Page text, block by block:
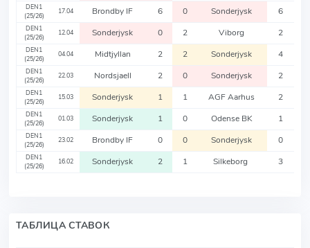
DEN1
(25/26)
17.04 Brondby IF 6 0 Sonderjysk 6
DEN1
(25/26)
12.04 Sonderjysk 0 2 Viborg 2
DEN1
(25/26)
04.04 Midtjyllan 2 2 Sonderjysk 4
DEN1
(25/26)
22.03 Nordsjaell 2 0 Sonderjysk 2
DEN1
(25/26)
15.03 Sonderjysk 1 1 AGF Aarhus 2
DEN1
(25/26)
01.03 Sonderjysk 1 0 Odense BK 1
DEN1
(25/26)
23.02 Brondby IF 0 0 Sonderjysk 0
DEN1
(25/26)
16.02 Sonderjysk 2 1 Silkeborg 3
ТАБЛИЦА СТАВОК